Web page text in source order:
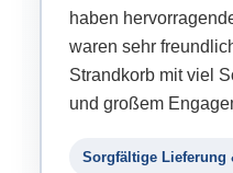
haben
waren sehr
Strandkorb mit viel
und großem
Sorgfältige Lieferung